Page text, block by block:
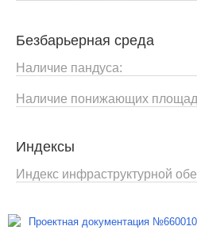
Безбарьерная среда
Наличие пандуса:
Наличие понижающих
Индексы
Индекс инфраструктурной
Проектная документация